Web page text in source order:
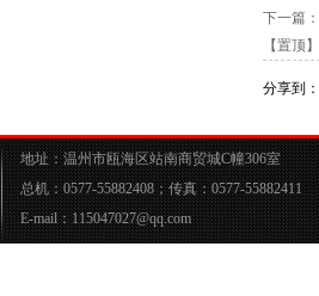
下一篇：
【置顶】
分享到：
地址：温州市瓯海区站南商贸城C幢306室
总机：0577-55882408；传真：0577-55882411
E-mail：115047027@qq.com